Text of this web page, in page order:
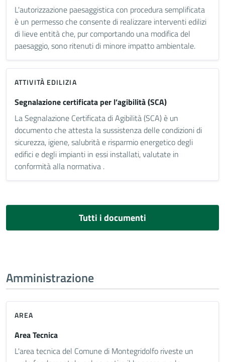
L'autorizzazione paesaggistica con procedura semplificata
è un permesso che consente di realizzare interventi edilizi
di lieve entità che, pur comportando una modifica del
paesaggio, sono ritenuti di minore impatto ambientale.
ATTIVITÀ EDILIZIA
Segnalazione certificata per l’agibilità (SCA)
La Segnalazione Certificata di Agibilità (SCA) è un
documento che attesta la sussistenza delle condizioni di
sicurezza, igiene, salubrità e risparmio energetico degli
edifici e degli impianti in essi installati, valutate in
conformità alla normativa .
Tutti i documenti
Amministrazione
AREA
Area Tecnica
L'area tecnica del Comune di Montegridolfo riveste un